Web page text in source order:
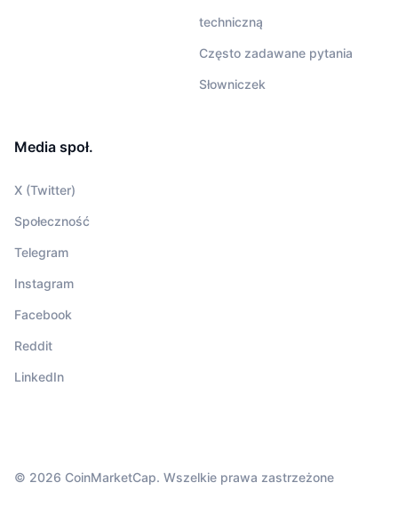
techniczną
Często zadawane pytania
Słowniczek
Media społ.
X (Twitter)
Społeczność
Telegram
Instagram
Facebook
Reddit
LinkedIn
© 2026 CoinMarketCap. Wszelkie prawa zastrzeżone